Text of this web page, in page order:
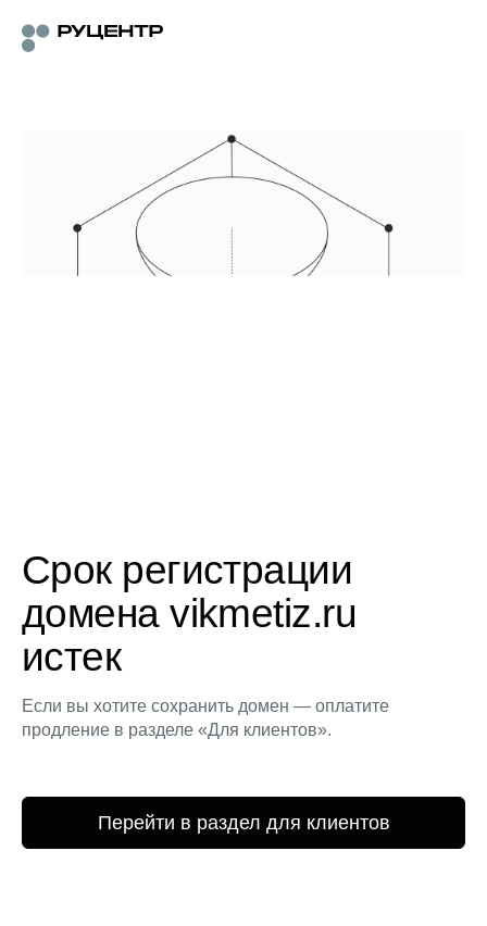
Срок регистрации
домена vikmetiz.ru
истек
Если вы хотите сохранить домен — оплатите
продление в разделе «Для клиентов».
Перейти в раздел для клиентов